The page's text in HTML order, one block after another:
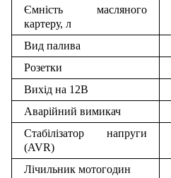
Ємність масляного
картеру, л
Вид палива
Розетки
Вихід на 12В
Аварійний вимикач
Стабілізатор напруги
(AVR)
Лічильник мотогодин